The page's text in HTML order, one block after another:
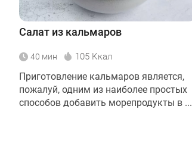
Салат из кальмаров
40 мин 105 Ккал
Приготовление кальмаров является,
пожалуй, одним из наиболее простых
способов добавить морепродукты в ...